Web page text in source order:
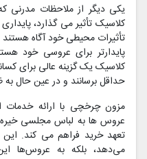
یکی دیگر از ملاحظات مدرنی
کلاسیک تأثیر می گذارد،
تأثیرات محیطی خود آگاه هستند
پایدارتر برای عروسی خود
کلاسیک یک گزینه عالی برای
حداقل برسانند و در عین حال
مزون چرخچی با ارائه
عروس ها به لباس مجلسی خیره
تعهد خرید فراهم می کند. این
می‌دهد، بلکه به عروس‌ها